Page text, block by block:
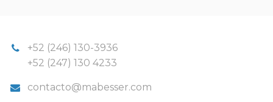
+52 (246) 130-3936
+52 (247) 130 4233
contacto@mabesser.com